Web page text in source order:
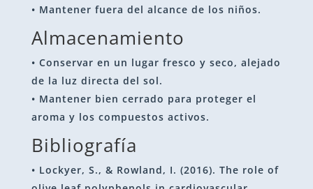
• Mantener fuera del alcance de los niños.
Almacenamiento
• Conservar en un lugar fresco y seco, alejado
de la luz directa del sol.
• Mantener bien cerrado para proteger el
aroma y los compuestos activos.
Bibliografía
• Lockyer, S., & Rowland, I. (2016). The role of